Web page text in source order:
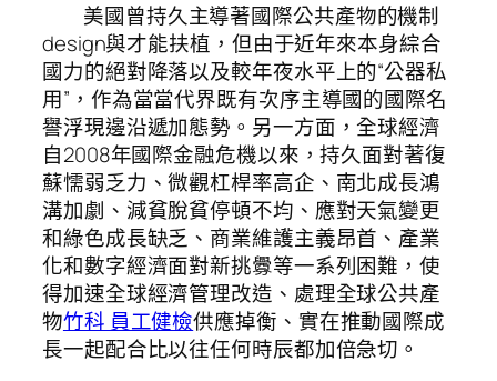
美國曾持久主導著國際公共產物的機制
design與才能扶植，但由于近年來本身綜合
國力的絕對降落以及較年夜水平上的“公器私
用”，作為當當代界既有次序主導國的國際名
譽浮現邊沿遞加態勢。另一方面，全球經濟
自2008年國際金融危機以來，持久面對著復
蘇懦弱乏力、微觀杠桿率高企、南北成長鴻
溝加劇、減貧脫貧停頓不均、應對天氣變更
和綠色成長缺乏、商業維護主義昂首、產業
化和數字經濟面對新挑釁等一系列困難，使
得加速全球經濟管理改造、處理全球公共產
物竹科 員工健檢供應掉衡、實在推動國際成
長一起配合比以往任何時辰都加倍急切。